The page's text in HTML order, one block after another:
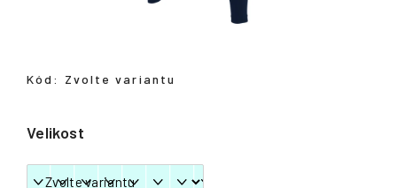
Velikost
Kód: Zvolte variantu